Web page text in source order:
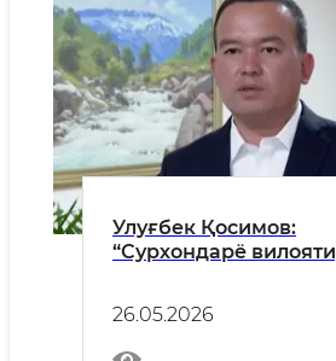
Улуғбек Қосимов:
“Сурхондарё
орқали 3,7 мингдан
ўринлари яратилди”
26.05.2026